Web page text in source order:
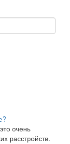
очень
расстройств.